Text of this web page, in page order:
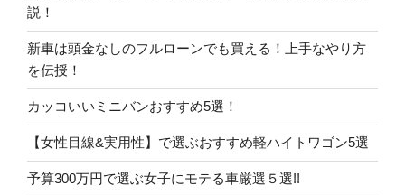
説！
新車は頭金なしのフルローンでも買える！上手なやり方
を伝授！
カッコいいミニバンおすすめ5選！
【女性目線&実用性】で選ぶおすすめ軽ハイトワゴン5選
予算300万円で選ぶ女子にモテる車厳選５選!!